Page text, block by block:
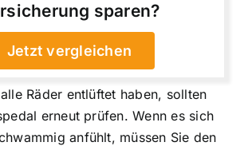
sparen?
Jetzt vergleichen
Räder entlüftet haben, sollten
erneut prüfen. Wenn es sich
anfühlt, müssen Sie den